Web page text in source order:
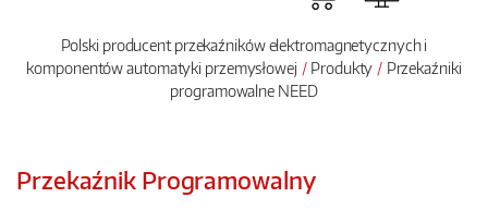
Polski producent przekaźników elektromagnetycznych i
komponentów automatyki przemysłowej
Produkty
Przekaźniki
programowalne NEED
Przekaźnik Programowalny